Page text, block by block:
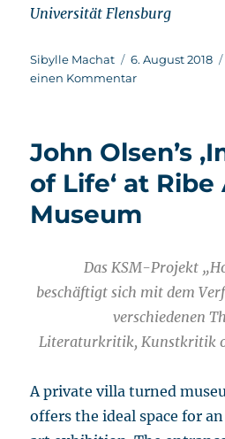
Universität Flensburg
Autor
Sibylle Machat
Veröffentlicht
am
6. August 2018
einen Kommentarzu
Lebens
Ausstellung
zum
Thema
John Olsen’s
of Life‘ at Ribe
Museum
Das KSM-Projekt
beschäftigt sich mit dem
verschiedenen
Literaturkritik, Kunstkritik
A private villa turned
offers the ideal space for